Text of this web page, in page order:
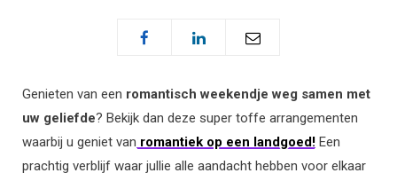
Genieten van een romantisch weekendje weg samen met
uw geliefde? Bekijk dan deze super toffe arrangementen
waarbij u geniet van romantiek op een landgoed! Een
prachtig verblijf waar jullie alle aandacht hebben voor elkaar